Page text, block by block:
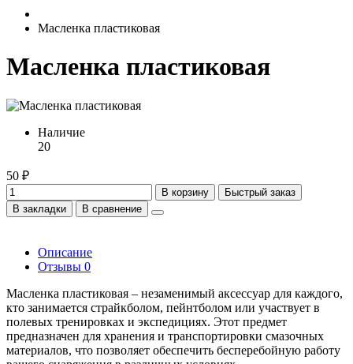
Масленка пластиковая
Масленка пластиковая
Наличие
20
50 ₽
В корзину
Быстрый заказ
В закладки
В сравнение
Описание
Отзывы 0
Масленка пластиковая – незаменимый аксессуар для каждого,
кто занимается страйкболом, пейнтболом или участвует в
полевых тренировках и экспедициях. Этот предмет
предназначен для хранения и транспортировки смазочных
материалов, что позволяет обеспечить бесперебойную работу